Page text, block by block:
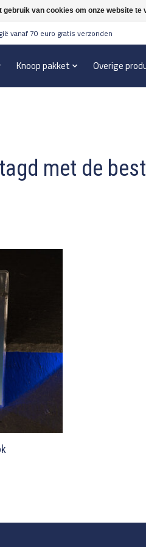
vanaf 70 euro gratis verzonden
Knoop pakket Overige
met de
van cookies om onze website te